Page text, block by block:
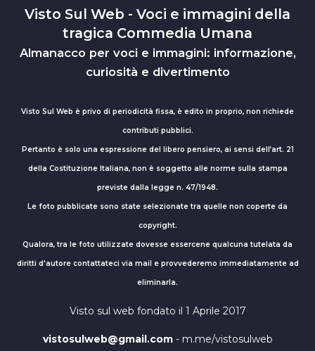
Visto Sul Web - Voci e immagini della
tragica Commedia Umana
Almanacco per voci e immagini: informazione,
curiosità e divertimento
Visto Sul Web è privo di periodicità fissa, è edito in proprio, non richiede
contributi pubblici.
Pertanto è solo una espressione del libero pensiero, ai sensi dell’art. 21
della Costituzione Italiana, non è soggetto alle norme sulla stampa
previste dalla legge n. 47/1948.
Le foto pubblicate sono state selezionate tra quelle non coperte da
copyright.
Qualora, tra le foto utilizzate dovesse essercene qualcuna tutelata da
diritti d'autore contattateci via mail e provvederemo immediatamente ad
eliminarla.
Visto sul web fondato il 1 Aprile 2017
vistosulweb@gmail.com- m.me/vistosulweb